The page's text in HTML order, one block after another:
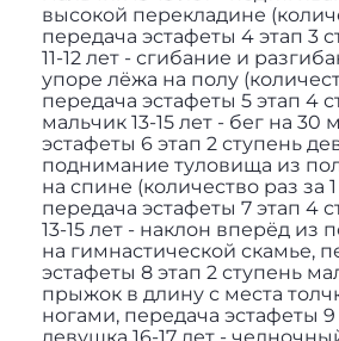
высокой перекладине
передача эстафеты 4 этап 3
11-12 лет - сгибание и
упоре лёжа на полу
передача эстафеты 5 этап 4
мальчик 13-15 лет - бег на 30
эстафеты 6 этап 2 ступень
поднимание туловища из
на спине (количество раз за
передача эстафеты 7 этап 4
13-15 лет - наклон вперёд из
на гимнастической скамье,
эстафеты 8 этап 2 ступень
прыжок в длину с места
ногами, передача эстафеты 9